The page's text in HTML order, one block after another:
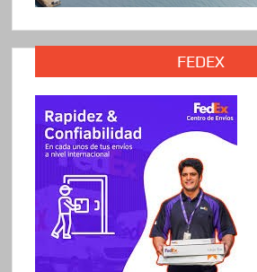
FEDEX